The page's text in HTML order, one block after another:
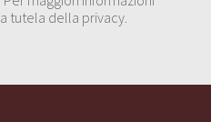
tutela della privacy.